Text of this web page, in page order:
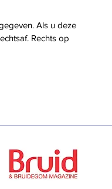
Als u deze
Rechts op